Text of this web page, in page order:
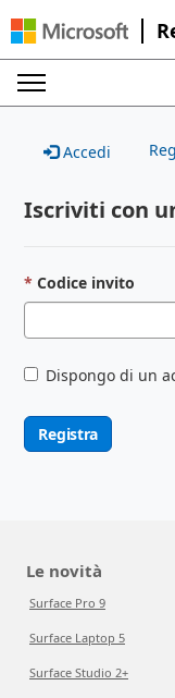
Accedi
Iscriviti con
Codice invito
Dispongo di un
Registra
Le novità
Surface Pro 9
Surface Laptop 5
Surface Studio 2+